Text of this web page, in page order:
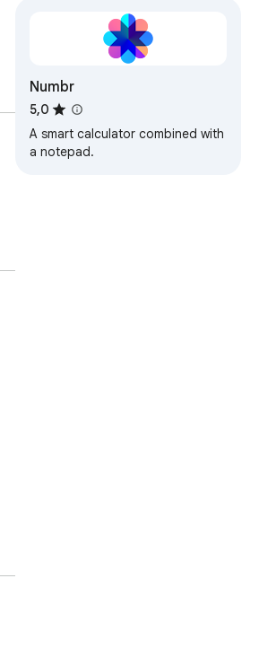
Numbr
5,0
A smart calculator combined with
a notepad.